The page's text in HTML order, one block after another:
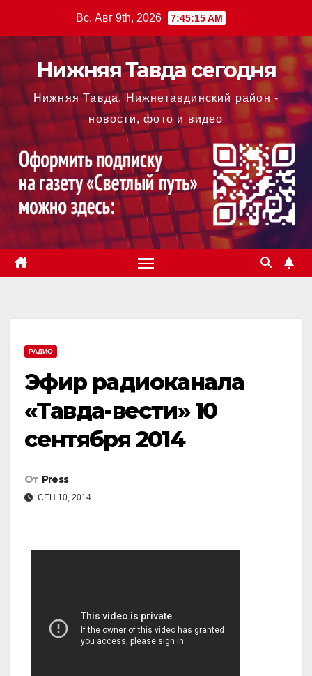
содержимому
Вс. Авг 9th, 2026 7:45:16 AM
Нижняя Тавда сегодня
Нижняя Тавда, Нижнетавдинский район -
новости, фото и видео
РАДИО
Эфир радиоканала
«Тавда-вести» 10
сентября 2014
От Press
СЕН 10, 2014